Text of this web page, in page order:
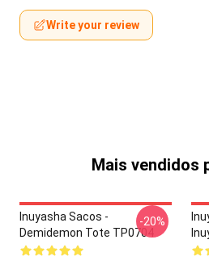
Write your review
Mais vendidos
Inuyasha Sacos -
Demidemon Tote TP0704
-20%